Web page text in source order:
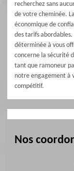
recherchez sans
de votre cheminée.
économique de
des tarifs
déterminée à vous
concerne la sécurité
tant que ramoneur
notre engagement à
compétitif.
Nos